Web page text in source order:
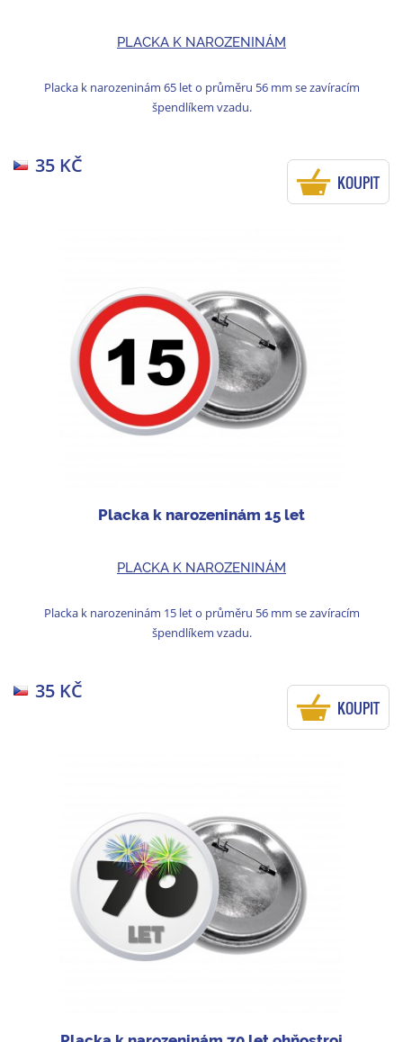
PLACKA K NAROZENINÁM
Placka k narozeninám 65 let o průměru 56 mm se zavíracím
špendlíkem vzadu.
35 KČ
KOUPIT
Placka k narozeninám 15 let
PLACKA K NAROZENINÁM
Placka k narozeninám 15 let o průměru 56 mm se zavíracím
špendlíkem vzadu.
35 KČ
KOUPIT